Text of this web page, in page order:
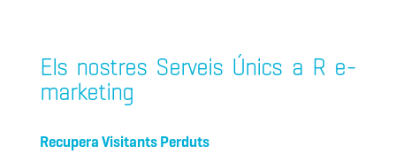
Els nostres Serveis Únics a R e-
marketing
Recupera Visitants Perduts